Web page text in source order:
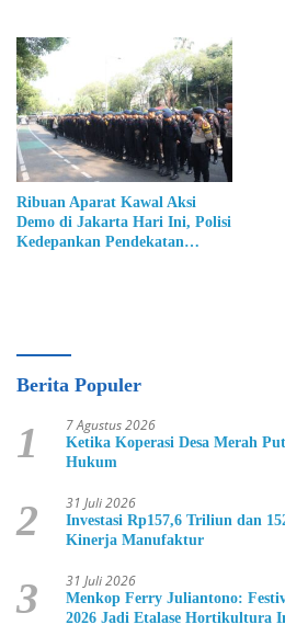
Ribuan Aparat Kawal Aksi
Demo di Jakarta Hari Ini, Polisi
Kedepankan Pendekatan
Berita Populer
1 7 Agustus 2026
Ketika Koperasi Desa Merah
Hukum
2 31 Juli 2026
Investasi Rp157,6 Triliun dan
Kinerja Manufaktur
3 31 Juli 2026
Menkop Ferry Juliantono:
2026 Jadi Etalase Hortikultura